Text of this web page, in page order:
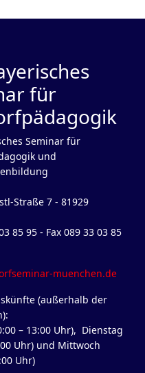
für
Seminar für
und
Straße 7 - 81929
85 95 - Fax 089 33 03 85
muenchen.de
(außerhalb der
– 13:00 Uhr), Dienstag
Uhr) und Mittwoch
Uhr)